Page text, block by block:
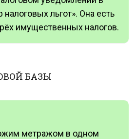
налоговых льгот». Она есть
имущественных налогов.
БАЗЫ
метражом в одном